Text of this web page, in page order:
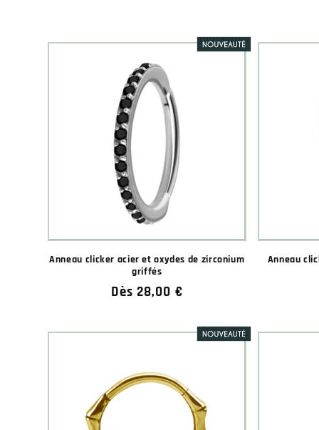
Anneau clicker acier et oxydes de zirconium
griffés
Prix
Dès 28,00 €
Anneau